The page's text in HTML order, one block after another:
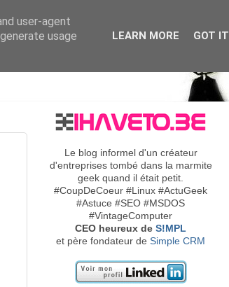
Le blog informel d'un créateur
d'entreprises tombé dans la marmite
geek quand il était petit.
#CoupDeCoeur #Linux #ActuGeek
#Astuce #SEO #MSDOS
#VintageComputer
CEO heureux de S!MPL
et père fondateur de Simple CRM
user-agent
usage
LEARN MORE GOT IT